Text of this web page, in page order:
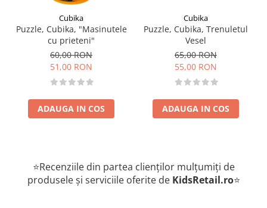
Cubika
Puzzle, Cubika, "Masinutele
cu prieteni"
60,00 RON
51,00 RON
ADAUGA IN COS
Cubika
Puzzle, Cubika, Trenuletul
Vesel
65,00 RON
55,00 RON
ADAUGA IN COS
⭐Recenziile din partea clienților mulțumiți de
produsele și serviciile oferite de KidsRetail.ro⭐